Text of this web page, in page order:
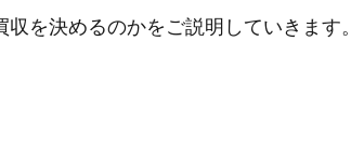
を決めるのかをご説明していきます。